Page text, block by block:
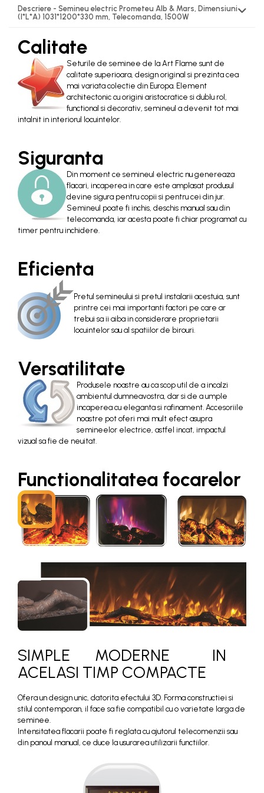
Descriere - Semineu electric Prometeu Alb & Mars, Dimensiuni
(I*L*A) 1031*1200*330 mm, Telecomanda, 1500W
Calitate
Seturile de seminee de la Art Flame sunt de
calitate superioara, design original si prezinta cea
mai variata colectie din Europa. Element
architectonic cu origini aristocratice si dublu rol,
functional si decorativ, semineul a devenit tot mai
intalnit in interiorul locuintelor.
Siguranta
Din moment ce semineul electric nu genereaza
flacari, incaperea in care este amplasat produsul
devine sigura pentru copii si pentru cei din jur.
Semineul poate fi inchis, deschis manual sau din
telecomanda, iar acesta poate fi chiar programat cu
timer pentru inchidere.
Eficienta
Pretul semineului si pretul instalarii acestuia, sunt
printre cei mai importanti factori pe care ar
trebui sa ii aiba in considerare proprietarii
locuintelor sau al spatiilor de birouri.
Versatilitate
Produsele noastre au ca scop util de a incalzi
ambientul dumneavostra, dar si de a umple
incaperea cu eleganta si rafinament. Accesoriile
noastre pot oferi mai mult efect asupra
semineelor electrice, astfel incat, impactul
vizual sa fie de neuitat.
Functionalitatea focarelor
SIMPLE MODERNE IN
ACELASI TIMP COMPACTE
Ofera un design unic, datorita efectului 3D. Forma constructiei si
stilul contemporan, il face sa fie compatibil cu o varietate larga de
seminee.
Intensitatea flacarii poate fi reglata cu ajutorul telecomenzii sau
din panoul manual, ce duce la usurarea utilizarii functiilor.